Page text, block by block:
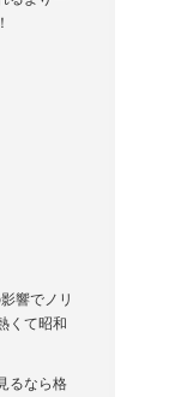
響でノリ
くて昭和
るなら格